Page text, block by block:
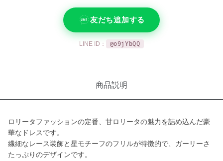
友だち追加する
LINE ID： @o9jYbQQ
商品説明
ロリータファッションの定番、甘ロリータの魅力を詰め込んだ豪
華なドレスです。
繊細なレース装飾と星モチーフのフリルが特徴的で、ガーリーさ
たっぷりのデザインです。